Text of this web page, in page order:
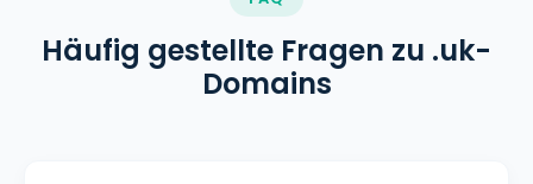
Häufig gestellte Fragen zu .uk-
Domains